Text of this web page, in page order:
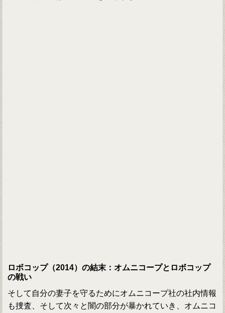
ロボコップ（2014）の結末：オムニコープとロボコップ
の戦い
そして自分の妻子を守るためにオムニコープ社の社内情報
も捜査、そして次々と闇の部分が暴かれていき、オムニコ